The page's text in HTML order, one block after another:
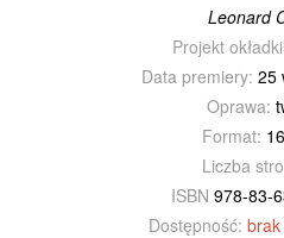
Leonard
Projekt
Data premiery: 25
Oprawa:
Format:
Liczba
ISBN 978-83-
Dostępność: